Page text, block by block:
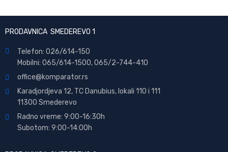
PRODAVNICA SMEDEREVO 1
Telefon: 026/614-150
Mobilni: 065/614-1500, 065/2-744-410
office@komparator.rs
Karadjordjeva 12, TC Danubius, lokali 110 i 111
11300 Smederevo
Radno vreme: 9:00-16:30h
Subotom: 9:00-14:00h